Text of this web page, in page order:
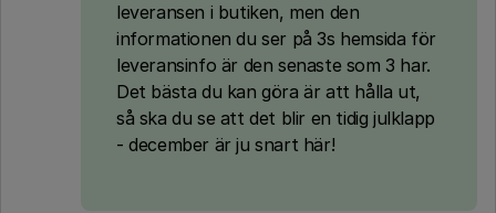
leveransen i butiken, men den
informationen du ser på 3s hemsida för
leveransinfo är den senaste som 3 har.
Det bästa du kan göra är att hålla ut,
så ska du se att det blir en tidig julklapp
- december är ju snart här!